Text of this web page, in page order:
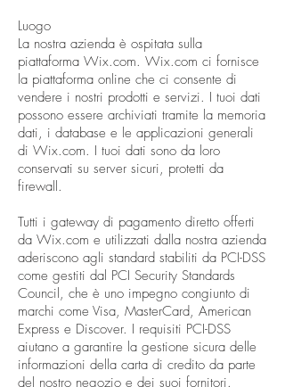
Luogo
La nostra azienda è ospitata sulla
piattaforma Wix.com. Wix.com ci fornisce
la piattaforma online che ci consente di
vendere i nostri prodotti e servizi. I tuoi dati
possono essere archiviati tramite la memoria
dati, i database e le applicazioni generali
di Wix.com. I tuoi dati sono da loro
conservati su server sicuri, protetti da
firewall.
Tutti i gateway di pagamento diretto offerti
da Wix.com e utilizzati dalla nostra azienda
aderiscono agli standard stabiliti da PCI-DSS
come gestiti dal PCI Security Standards
Council, che è uno impegno congiunto di
marchi come Visa, MasterCard, American
Express e Discover. I requisiti PCI-DSS
aiutano a garantire la gestione sicura delle
informazioni della carta di credito da parte
del nostro negozio e dei suoi fornitori.